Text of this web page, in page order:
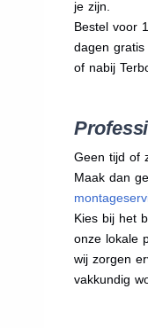
je zijn.
Bestel voor
dagen
of nabij
Geen tijd of
Maak dan
Kies bij het
onze lokale
wij zorgen
vakkundig